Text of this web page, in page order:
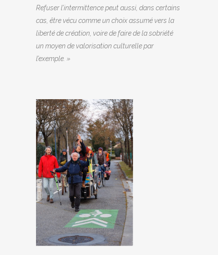
Refuser l’intermittence peut aussi, dans certains
cas, être vécu comme un choix assumé vers la
liberté de création, voire de faire de la sobriété
un moyen de valorisation culturelle par
l’exemple. »